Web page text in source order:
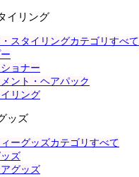
イリング
スタイリングカテゴリすべて
ョナー
メント・ヘアパック
リング
ッズ
ーグッズカテゴリすべて
ズ
グッズ